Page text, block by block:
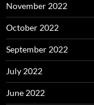
November 2022
October 2022
September 2022
July 2022
June 2022